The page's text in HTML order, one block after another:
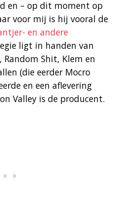
en – op dit moment op
voor mij is hij vooral de
en andere
ligt in handen van
, Random Shit, Klem en
(die eerder Mocro
en een aflevering
Valley is de producent.